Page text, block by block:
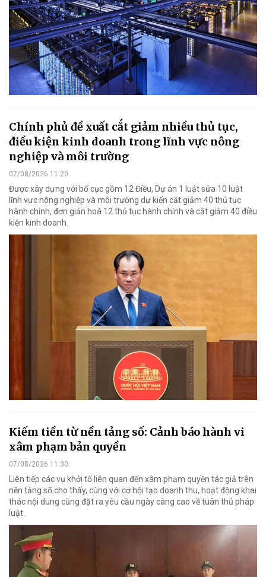
Chính phủ đề xuất cắt giảm nhiều thủ tục,
điều kiện kinh doanh trong lĩnh vực nông
nghiệp và môi trường
07/08/2026 11:20
Được xây dựng với bố cục gồm 12 Điều, Dự án 1 luật sửa 10 luật
lĩnh vực nông nghiệp và môi trường dự kiến cắt giảm 40 thủ tục
hành chính, đơn giản hoá 12 thủ tục hành chính và cắt giảm 40 điều
kiện kinh doanh.
Kiếm tiền từ nền tảng số: Cảnh báo hành vi
xâm phạm bản quyền
07/08/2026 11:30
Liên tiếp các vụ khởi tố liên quan đến xâm phạm quyền tác giả trên
nền tảng số cho thấy, cùng với cơ hội tạo doanh thu, hoạt động khai
thác nội dung cũng đặt ra yêu cầu ngày càng cao về tuân thủ pháp
luật.